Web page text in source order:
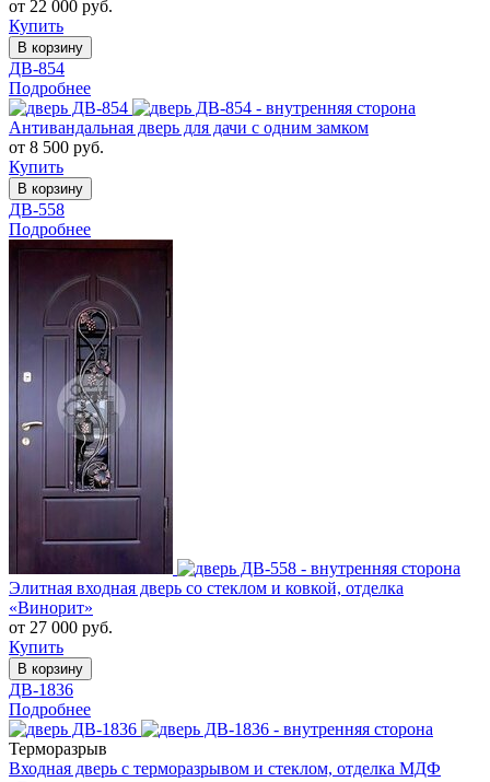
от 22 000 руб.
Купить
В корзину
ДВ-854
Подробнее
Антивандальная дверь для дачи с одним замком
от 8 500 руб.
Купить
В корзину
ДВ-558
Подробнее
Элитная входная дверь со стеклом и ковкой, отделка
«Винорит»
от 27 000 руб.
Купить
В корзину
ДВ-1836
Подробнее
Терморазрыв
Входная дверь с терморазрывом и стеклом, отделка МДФ